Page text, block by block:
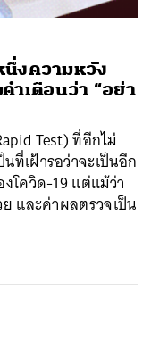
งความหวัง
เตือนว่า “อย่า
Test) ที่อีกไม่
ที่เฝ้ารอว่าจะเป็นอีก
โควิด-19 แต่แม้ว่า
และค่าผลตรวจเป็น